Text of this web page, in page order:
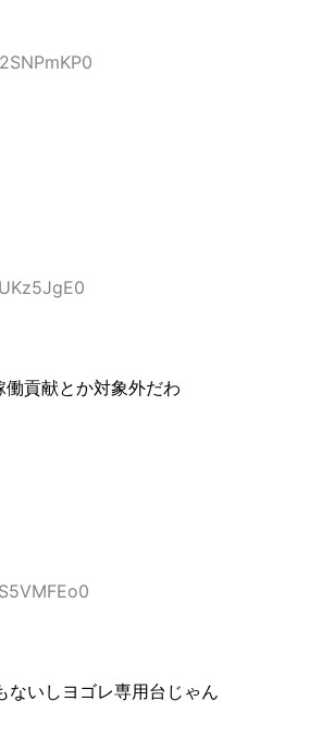
貢献とか対象外だわ
ないしヨゴレ専用台じゃん